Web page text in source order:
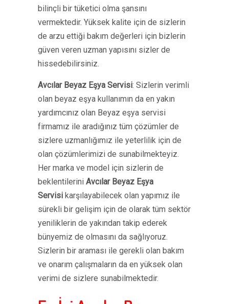
bilinçli bir tüketici olma şansını
vermektedir. Yüksek kalite için de sizlerin
de arzu ettiği bakım değerleri için bizlerin
güven veren uzman yapısını sizler de
hissedebilirsiniz.
Avcılar Beyaz Eşya Servisi: Sizlerin verimli
olan beyaz eşya kullanımın da en yakın
yardımcınız olan Beyaz eşya servisi
firmamız ile aradığınız tüm çözümler de
sizlere uzmanlığımız ile yeterlilik için de
olan çözümlerimizi de sunabilmekteyiz.
Her marka ve model için sizlerin de
beklentilerini Avcılar Beyaz Eşya
Servisi karşılayabilecek olan yapımız ile
sürekli bir gelişim için de olarak tüm sektör
yeniliklerin de yakından takip ederek
bünyemiz de olmasını da sağlıyoruz.
Sizlerin bir araması ile gerekli olan bakım
ve onarım çalışmaların da en yüksek olan
verimi de sizlere sunabilmektedir.